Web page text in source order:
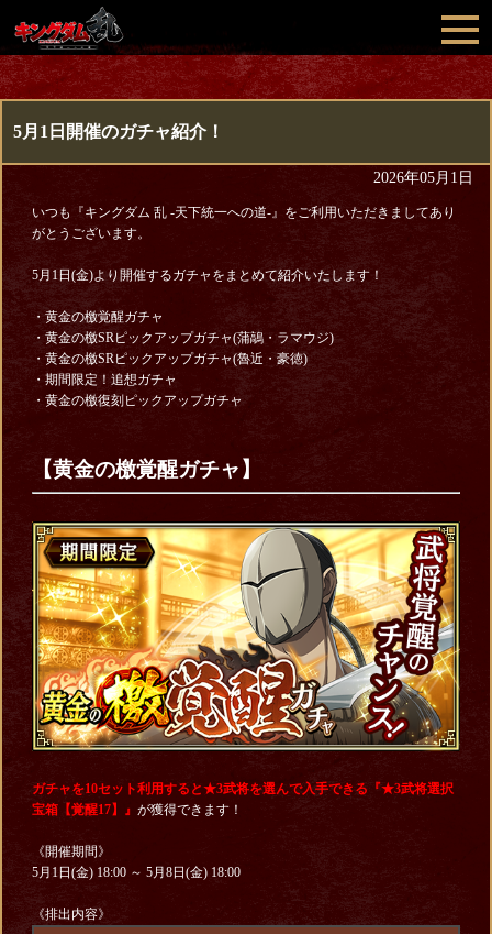
5月1日開催のガチャ紹介！
2026年05月1日
いつも『キングダム 乱 -天下統一への道-』をご利用いただきましてあり
がとうございます。
5月1日(金)より開催するガチャをまとめて紹介いたします！
・黄金の檄覚醒ガチャ
・黄金の檄SRピックアップガチャ(蒲鶮・ラマウジ)
・黄金の檄SRピックアップガチャ(魯近・豪徳)
・期間限定！追想ガチャ
・黄金の檄復刻ピックアップガチャ
【黄金の檄覚醒ガチャ】
ガチャを10セット利用すると★3武将を選んで入手できる『★3武将選択
宝箱【覚醒17】』 が獲得できます！
《開催期間》
5月1日(金) 18:00 ～ 5月8日(金) 18:00
《排出内容》